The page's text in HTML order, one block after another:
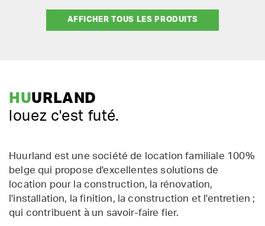
AFFICHER TOUS LES PRODUITS
HUURLAND
louez c'est futé.
Huurland est une société de location familiale 100%
belge qui propose d'excellentes solutions de
location pour la construction, la rénovation,
l'installation, la finition, la construction et l'entretien ;
qui contribuent à un savoir-faire fier.